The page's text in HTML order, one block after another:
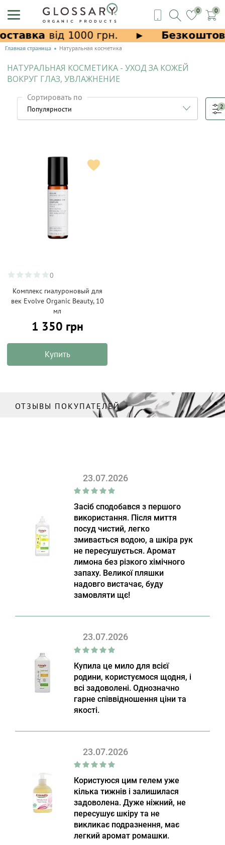
0 0
Главная страница Натуральная косметика
НАТУРАЛЬНАЯ КОСМЕТИКА - УХОД ЗА КОЖЕЙ
ВОКРУГ ГЛАЗ, УВЛАЖНЕНИЕ
Сортировать по
2
0
Комплекс гиалуроновый для
век Evolve Organic Beauty, 10
мл
1 350 грн
Купить
ОТЗЫВЫ ПОКУПАТЕЛЕЙ
23.07.2026
Засіб сподобався з першого
використання. Після миття
посуд чистий, легко
змивається водою, а шкіра рук
не пересушується. Аромат
лимона без різкого хімічного
запаху. Великої пляшки
надовго вистачає, буду
замовляти щє!
23.07.2026
Купила це мило для всієї
родини, користуємося щодня, і
всі задоволені. Однозначно
гарне співвідношення ціни та
якості.
23.07.2026
Користуюся цим гелем уже
кілька тижнів і залишилася
задоволена. Дуже ніжний, не
пересушує шкіру та не
викликає подразнення, має
легкий аромат ромашки.